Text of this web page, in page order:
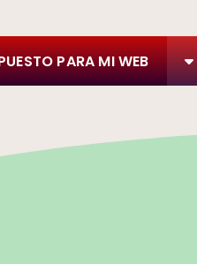
PARA MI WEB